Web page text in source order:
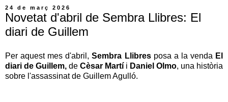
24 de març 2026
Novetat d'abril de Sembra Llibres: El
diari de Guillem
Per aquest mes d'abril,Sembra Llibresposa a la venda El
diari de Guillem, de Cèsar Martí i Daniel Olmo, una història
sobre l'assassinat de Guillem Agulló.